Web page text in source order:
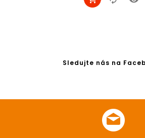
Sledujte nás na